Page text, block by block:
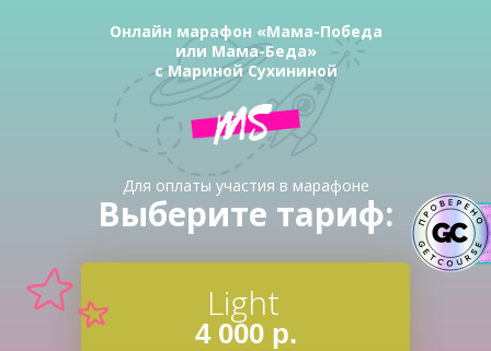
Для оплаты участия в марафоне
Онлайн марафон «Мама-Победа
или Мама-Беда»
с Мариной Сухининой
Light
4 000 р.
Выберите тариф: